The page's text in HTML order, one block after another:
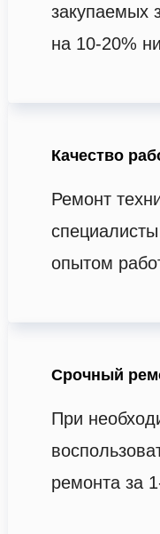
закупаемых
на 10-20%
Качество
Ремонт
опытом
Срочный
При
ремонта за